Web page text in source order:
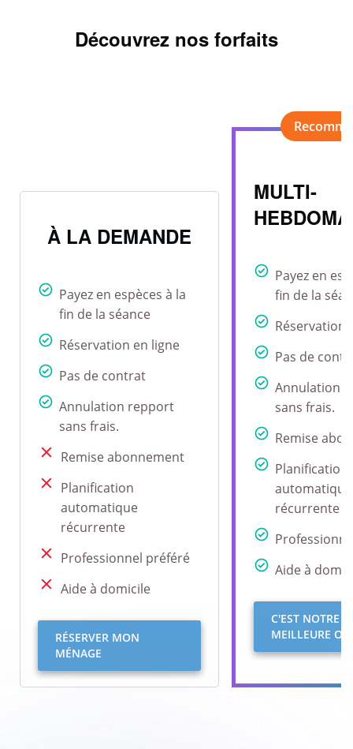
Découvrez nos forfaits
MULTI-
Payez en
fin de la
Réservation
Pas de
Annulation
sans frais.
Remise
Planification
automatique
récurrente
Aide à
C'EST NOTRE
MEILLEURE
À LA DEMANDE
Payez en espèces à la
fin de la séance
Réservation en ligne
Pas de contrat
Annulation repport
sans frais.
Remise abonnement
Planification
automatique
récurrente
Professionnel préféré
Aide à domicile
RÉSERVER MON
MÉNAGE